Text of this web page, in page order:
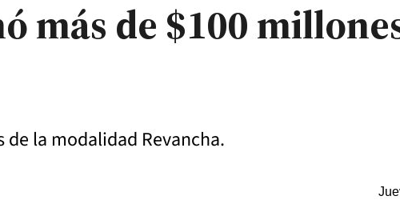
más de $100
la modalidad Revancha.